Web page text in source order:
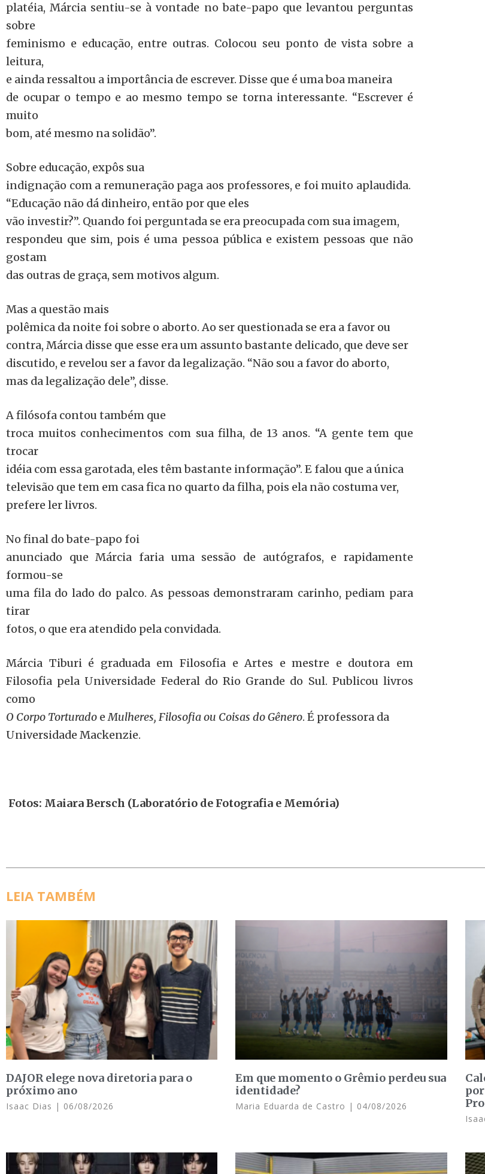
platéia, Márcia sentiu-se à vontade no bate-papo que levantou perguntas
sobre
feminismo e educação, entre outras. Colocou seu ponto de vista sobre a
leitura,
e ainda ressaltou a importância de escrever. Disse que é uma boa maneira
de ocupar o tempo e ao mesmo tempo se torna interessante. “Escrever é
muito
bom, até mesmo na solidão”.
Sobre educação, expôs sua
indignação com a remuneração paga aos professores, e foi muito aplaudida.
“Educação não dá dinheiro, então por que eles
vão investir?”. Quando foi perguntada se era preocupada com sua imagem,
respondeu que sim, pois é uma pessoa pública e existem pessoas que não
gostam
das outras de graça, sem motivos algum.
Mas a questão mais
polêmica da noite foi sobre o aborto. Ao ser questionada se era a favor ou
contra, Márcia disse que esse era um assunto bastante delicado, que deve ser
discutido, e revelou ser a favor da legalização. “Não sou a favor do aborto,
mas da legalização dele”, disse.
A filósofa contou também que
troca muitos conhecimentos com sua filha, de 13 anos. “A gente tem que
trocar
idéia com essa garotada, eles têm bastante informação”. E falou que a única
televisão que tem em casa fica no quarto da filha, pois ela não costuma ver,
prefere ler livros.
No final do bate-papo foi
anunciado que Márcia faria uma sessão de autógrafos, e rapidamente
formou-se
uma fila do lado do palco. As pessoas demonstraram carinho, pediam para
tirar
fotos, o que era atendido pela convidada.
Márcia Tiburi é graduada em Filosofia e Artes e mestre e doutora em
Filosofia pela Universidade Federal do Rio Grande do Sul. Publicou livros
como
O Corpo Torturado eMulheres, Filosofia ou Coisas do Gênero. É professora da
Universidade Mackenzie.
Fotos: Maiara Bersch (Laboratório de Fotografia e Memória)
LEIA TAMBÉM
DAJOR elege nova diretoria para o
próximo ano
Isaac Dias 06/08/2026
Em que momento o Grêmio perdeu sua
identidade?
Maria Eduarda de Castro 04/08/2026